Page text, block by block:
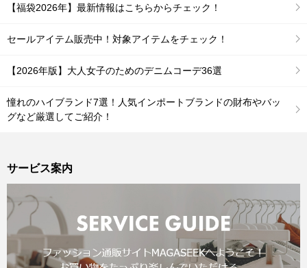
【福袋2026年】最新情報はこちらからチェック！
セールアイテム販売中！対象アイテムをチェック！
【2026年版】大人女子のためのデニムコーデ36選
憧れのハイブランド7選！人気インポートブランドの財布やバッ
グなど厳選してご紹介！
サービス案内